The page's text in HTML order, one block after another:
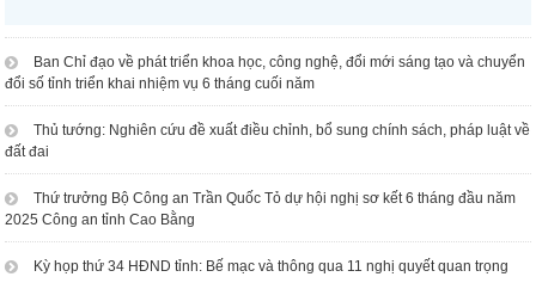
Ban Chỉ đạo về phát triển khoa học, công nghệ, đổi mới sáng tạo và chuyển
đổi số tỉnh triển khai nhiệm vụ 6 tháng cuối năm
Thủ tướng: Nghiên cứu đề xuất điều chỉnh, bổ sung chính sách, pháp luật về
đất đai
Thứ trưởng Bộ Công an Trần Quốc Tỏ dự hội nghị sơ kết 6 tháng đầu năm
2025 Công an tỉnh Cao Bằng
Kỳ họp thứ 34 HĐND tỉnh: Bế mạc và thông qua 11 nghị quyết quan trọng